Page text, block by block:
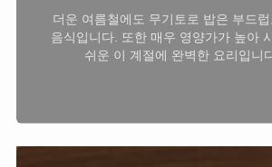
더운 여름철에도 무기토로 밥은 부드
음식입니다. 또한 매우 영양가가 높아
쉬운 이 계절에 완벽한 요리입니